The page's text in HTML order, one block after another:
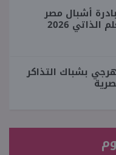
أشبال مصر
2026
بشباك التذاكر